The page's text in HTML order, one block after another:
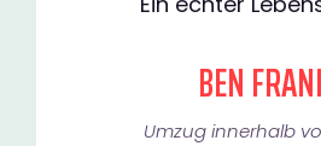
BEN
Umzug innerhalb